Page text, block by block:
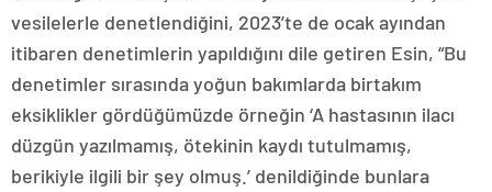
vesilelerle denetlendiğini, 2023’te de ocak ayından
itibaren denetimlerin yapıldığını dile getiren Esin, “Bu
denetimler sırasında yoğun bakımlarda birtakım
eksiklikler gördüğümüzde örneğin ‘A hastasının ilacı
düzgün yazılmamış, ötekinin kaydı tutulmamış,
berikiyle ilgili bir şey olmuş.’ denildiğinde bunlara